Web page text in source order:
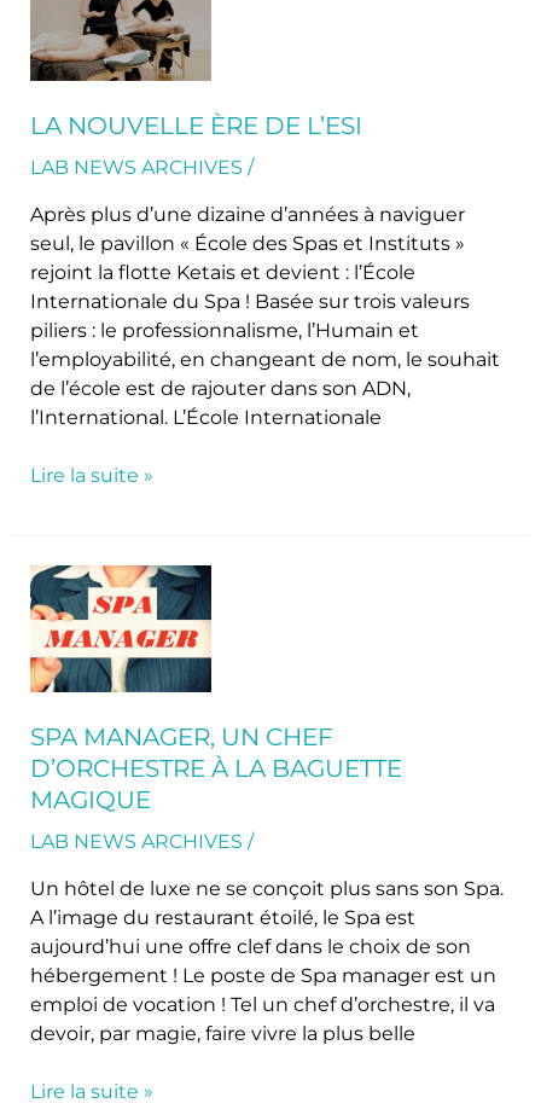
LA NOUVELLE ÈRE DE L’ESI
LAB NEWS ARCHIVES /
Après plus d’une dizaine d’années à naviguer
seul, le pavillon « École des Spas et Instituts »
rejoint la flotte Ketais et devient : l’École
Internationale du Spa ! Basée sur trois valeurs
piliers : le professionnalisme, l’Humain et
l’employabilité, en changeant de nom, le souhait
de l’école est de rajouter dans son ADN,
l’International. L’École Internationale
de
l’ESI
Lire la suite »
SPA MANAGER, UN CHEF
D’ORCHESTRE À LA BAGUETTE
MAGIQUE
LAB NEWS ARCHIVES /
Un hôtel de luxe ne se conçoit plus sans son Spa.
A l’image du restaurant étoilé, le Spa est
aujourd’hui une offre clef dans le choix de son
hébergement ! Le poste de Spa manager est un
emploi de vocation ! Tel un chef d’orchestre, il va
devoir, par magie, faire vivre la plus belle
Spa
Manager,
un
chef
d’orchestre
à
la
baguette
magique
Lire la suite »